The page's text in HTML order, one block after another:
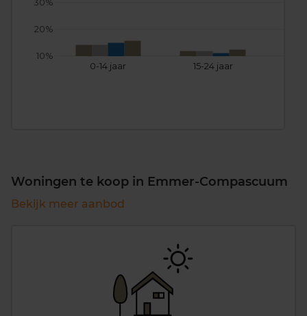
0-14 jaar 15-24 jaar
10%
20%
Woningen te koop in Emmer-Compascuum
Bekijk meer aanbod